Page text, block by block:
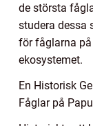
de största
studera dessa
för fåglarna på
ekosystemet.
En Historisk
Fåglar på